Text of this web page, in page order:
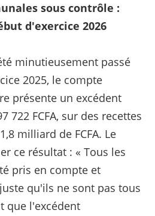
sous contrôle :
d'exercice 2026
minutieusement passé
2025, le compte
présente un excédent
722 FCFA, sur des recettes
milliard de FCFA. Le
ce résultat : « Tous les
pris en compte et
qu'ils ne sont pas tous
que l'excédent